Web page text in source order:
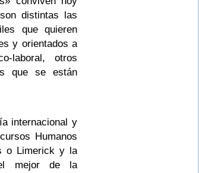
distintas las
que quieren
y orientados a
laboral, otros
que se están
internacional y
Humanos
o Limerick y la
mejor de la